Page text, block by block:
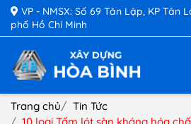
VP - NMSX: Số 69 Tân Lập, KP Tân
phố Hồ Chí Minh
Trang chủ
Tin Tức